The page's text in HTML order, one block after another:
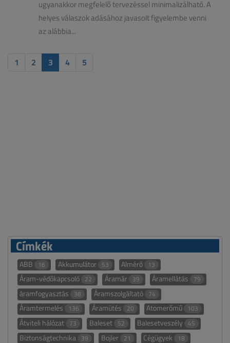
ugyanakkor megfelelő tervezéssel minimalizálható. A
helyes válaszok adásához javasolt figyelembe venni
az alábbia...
1 2 3 4 5
Címkék
ABB 16 Akkumulátor 53 Almérő 13
Áram-védőkapcsoló 22 Áramár 39 Áramellátás 79
áramfogyasztás 38 Áramszolgáltató 74
Áramtermelés 136 Áramütés 20 Atomerőmű 103
Átviteli hálózat 73 Baleset 52 Balesetveszély 45
Biztonságtechnika 39 Bojler 21 Cégügyek 18